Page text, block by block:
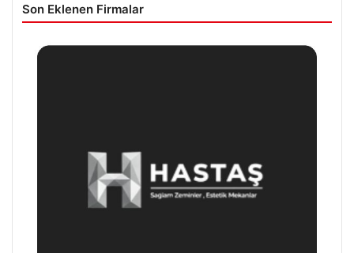
Son Eklenen Firmalar